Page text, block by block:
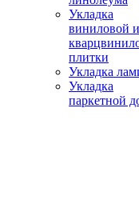
Укладка
виниловой и
плитки
Укладка
Укладка
паркетной